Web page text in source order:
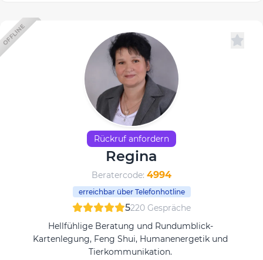
OFFLINE
Rückruf anfordern
Regina
Beratercode: 4994
erreichbar über Telefonhotline
5220 Gespräche
Hellfühlige Beratung und Rundumblick-
Kartenlegung, Feng Shui, Humanenergetik und
Tierkommunikation.